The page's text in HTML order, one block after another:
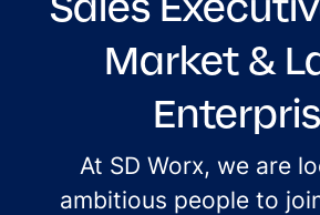
Market &
At SD Worx, we are
ambitious people to